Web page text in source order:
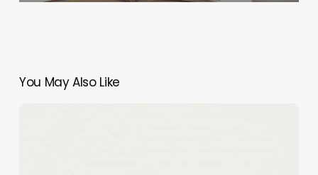
You May Also Like